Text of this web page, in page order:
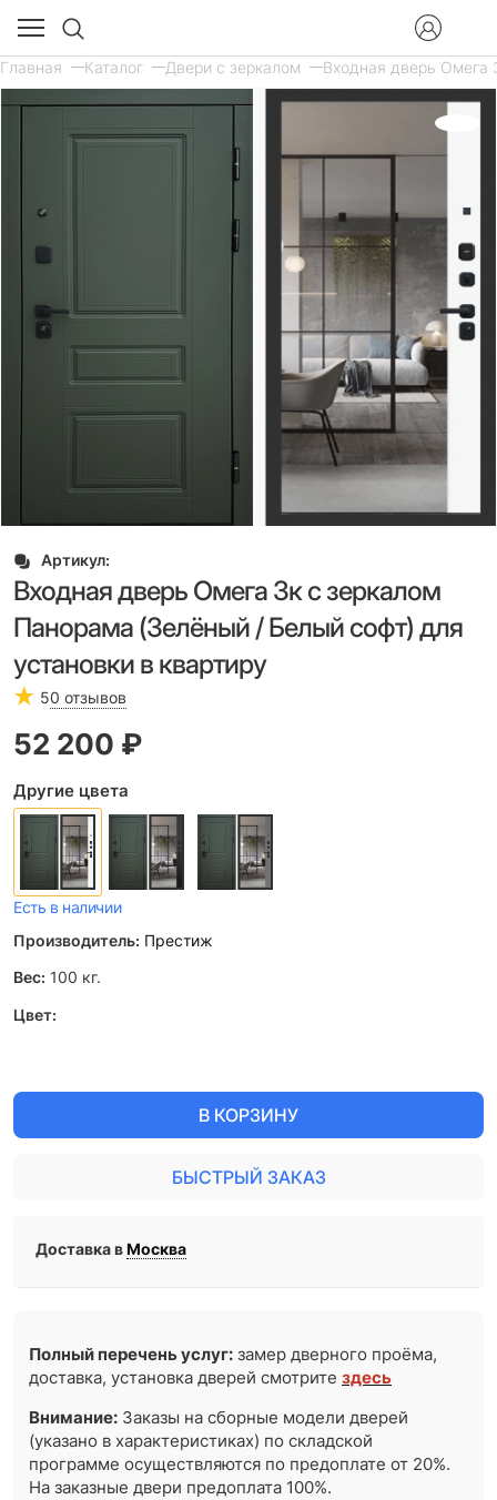
Главная Каталог Двери с зеркалом Входная дверь Омега
Артикул:
Входная дверь Омега 3к с зеркалом
Панорама (Зелёный / Белый софт) для
установки в квартиру
50 отзывов
52 200 ₽
Другие цвета
Есть в наличии
Производитель: Престиж
Вес: 100 кг.
Цвет:
В КОРЗИНУ
БЫСТРЫЙ ЗАКАЗ
Доставка вМосква
Полный перечень услуг: замер дверного проёма,
доставка, установка дверей смотритездесь
Внимание: Заказы на сборные модели дверей
(указано в характеристиках) по складской
программе осуществляются по предоплате от 20%.
На заказные двери предоплата 100%.